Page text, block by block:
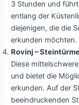
3 Stunden und
entlang der
diejenigen, die die
erkunden möchten.
Rovinj –
Diese
und bietet die
erkunden. Auf der
beeindruckenden